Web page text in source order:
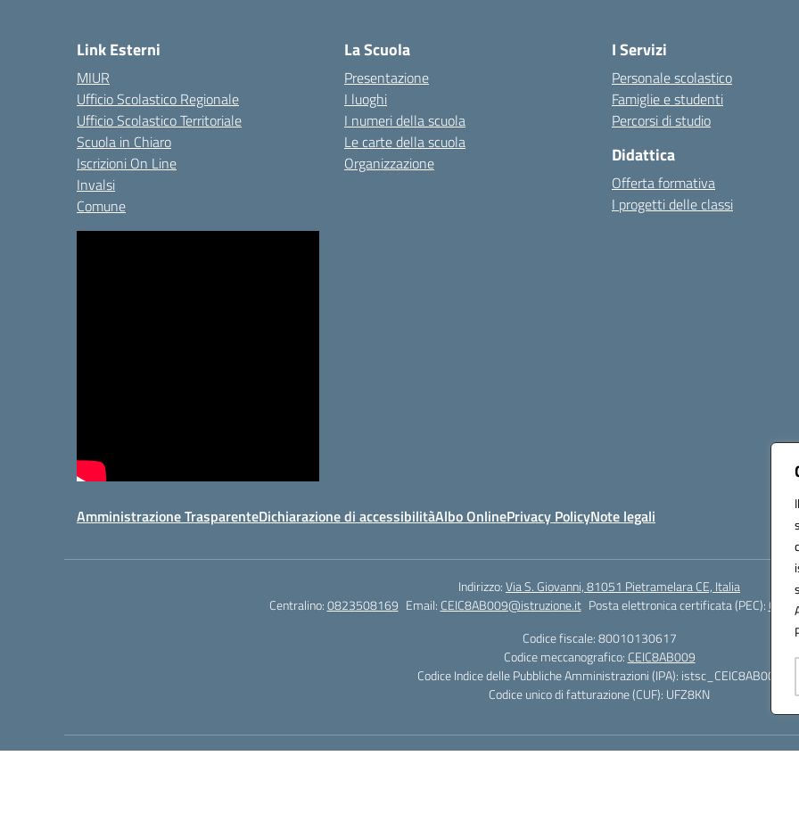
Link Esterni
MIUR
Ufficio Scolastico Regionale
Ufficio Scolastico Territoriale
Scuola in Chiaro
Iscrizioni On Line
Invalsi
Comune
La Scuola
Presentazione
I luoghi
I numeri della scuola
Le carte della scuola
Organizzazione
I Servizi
Personale scolastico
Famiglie e studenti
Percorsi di studio
Didattica
Offerta formativa
I progetti delle classi
Amministrazione TrasparenteDichiarazione di accessibilitàAlbo OnlinePrivacy PolicyNote legali
Indirizzo:Via S. Giovanni, 81051 Pietramelara CE, Italia
Centralino:0823508169 Email: CEIC8AB009@istruzione.it Posta elettronica certificata (PEC):
Codice fiscale: 80010130617
Codice meccanografico: CEIC8AB009
Codice Indice delle Pubbliche Amministrazioni (IPA): istsc_CEIC8AB009
Codice unico di fatturazione (CUF): UFZ8KN